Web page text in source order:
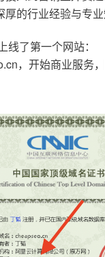
的行业经验与专业
线了第一个网站：
，开始商业服务